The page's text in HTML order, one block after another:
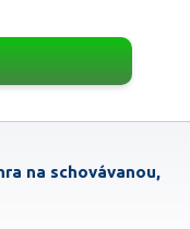
na schovávanou,